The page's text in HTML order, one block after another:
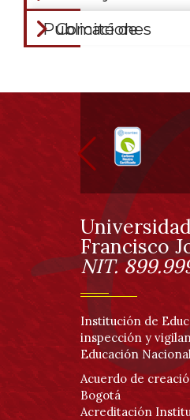
Comité de Publicaciones
pie
de
página
Francisco
NIT.
Institución de
inspección y
Educación
Acuerdo de
Bogotá
Acreditación